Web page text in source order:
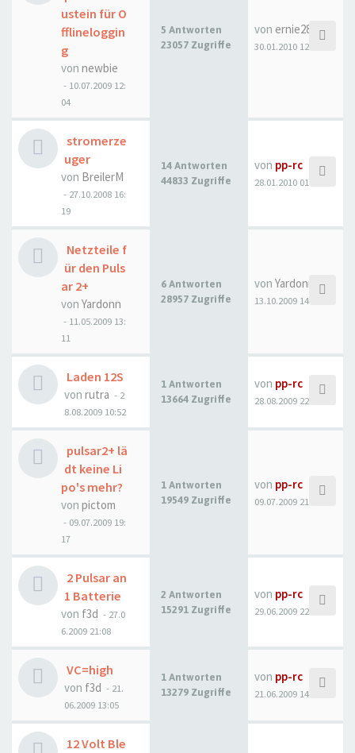
ustein für O
fflineloggin
g
von newbie
- 10.07.2009 12:
04
5 Antworten
23057 Zugriffe
von ernie28ernie
30.01.2010 12:27
stromerze
uger
von BreilerM
- 27.10.2008 16:
19
14 Antworten
44833 Zugriffe
von pp-rc
28.01.2010 01:35
Netzteile f
ür den Puls
ar 2+
von Yardonn
- 11.05.2009 13:
11
6 Antworten
28957 Zugriffe
von Yardonn
13.10.2009 14:15
Laden 12S
von rutra - 2
8.08.2009 10:52
1 Antworten
13664 Zugriffe
von pp-rc
28.08.2009 22:53
pulsar2+ lä
dt keine Li
po's mehr?
von pictom
- 09.07.2009 19:
17
1 Antworten
19549 Zugriffe
von pp-rc
09.07.2009 21:56
2 Pulsar an
1 Batterie
von f3d - 27.0
6.2009 21:08
2 Antworten
15291 Zugriffe
von pp-rc
29.06.2009 22:04
VC=high
von f3d - 21.
06.2009 13:05
1 Antworten
13279 Zugriffe
von pp-rc
21.06.2009 14:18
12 Volt Ble